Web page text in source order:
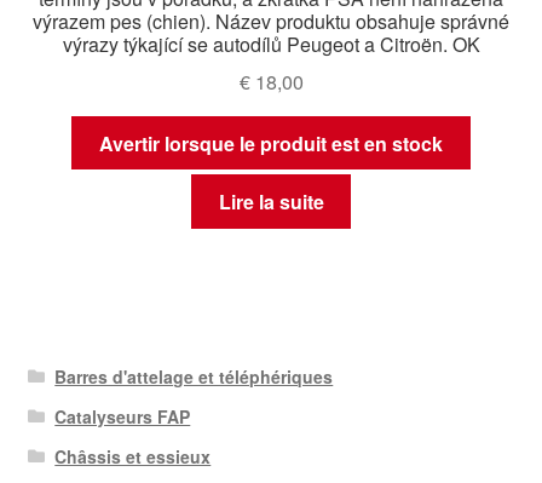
výrazem pes (chien). Název produktu obsahuje správné
výrazy týkající se autodílů Peugeot a Citroën. OK
€18,00
Avertir lorsque le produit est en stock
Lire la suite
Barres d'attelage et téléphériques
Catalyseurs FAP
Châssis et essieux